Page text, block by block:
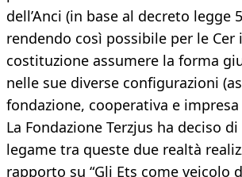
dell’Anci (in base al decreto legge
rendendo così possibile per le Cer
costituzione assumere la forma
nelle sue diverse configurazioni
fondazione, cooperativa e impresa
La Fondazione Terzjus ha deciso
legame tra queste due realtà
rapporto su “Gli Ets come veicolo